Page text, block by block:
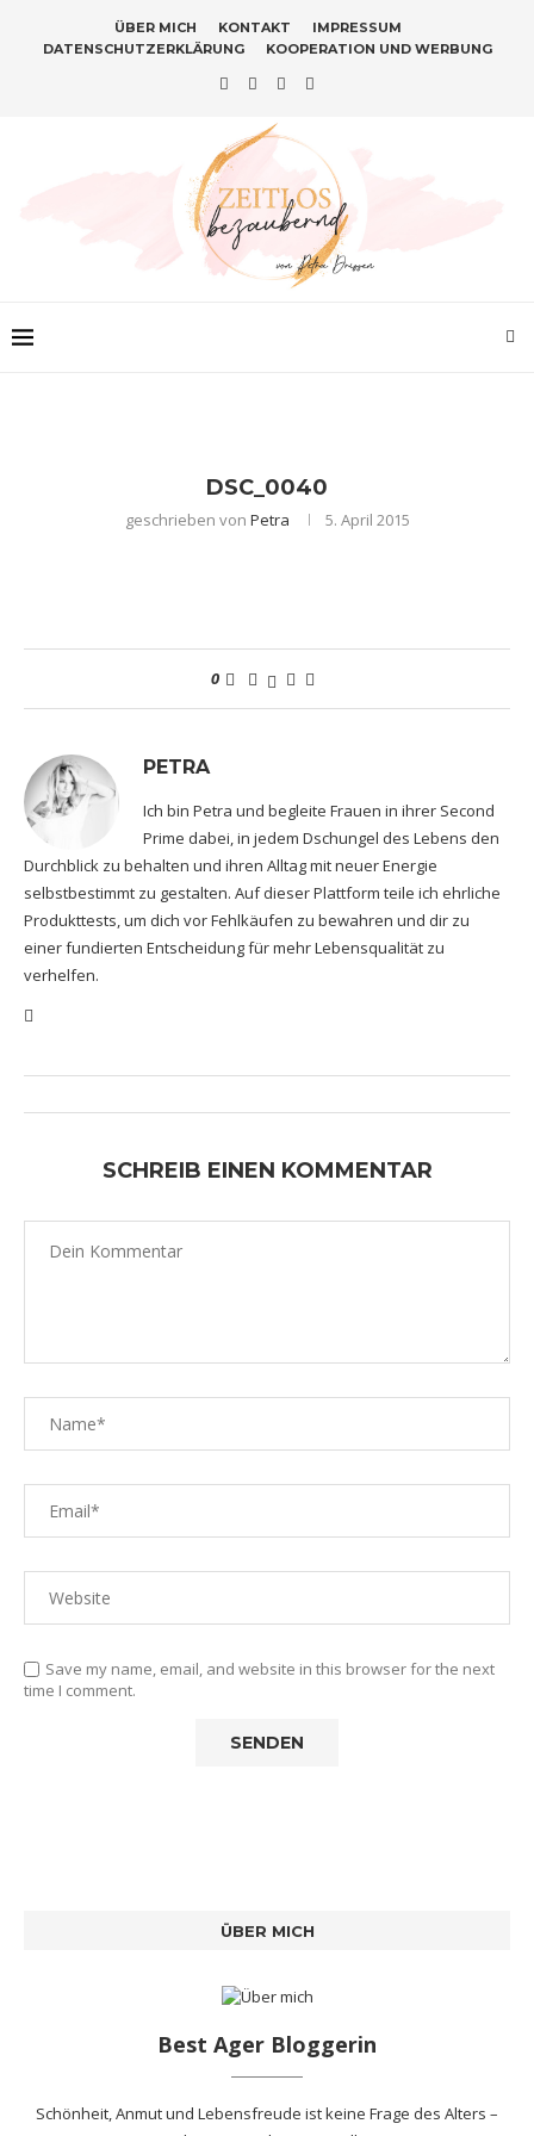
ÜBER MICH KONTAKT
IMPRESSUM
DATENSCHUTZERKLÄRUNG
KOOPERATION UND WERBUNG
DSC_0040
geschrieben von Petra 5. April 2015
0
PETRA
Ich bin Petra und begleite Frauen in ihrer Second
Prime dabei, in jedem Dschungel des Lebens den
Durchblick zu behalten und ihren Alltag mit neuer Energie
selbstbestimmt zu gestalten. Auf dieser Plattform teile ich ehrliche
Produkttests, um dich vor Fehlkäufen zu bewahren und dir zu
einer fundierten Entscheidung für mehr Lebensqualität zu
verhelfen.
SCHREIB EINEN KOMMENTAR
Save my name, email, and website in this browser for the next
time I comment.
ÜBER MICH
Best Ager Bloggerin
Schönheit, Anmut und Lebensfreude ist keine Frage des Alters –